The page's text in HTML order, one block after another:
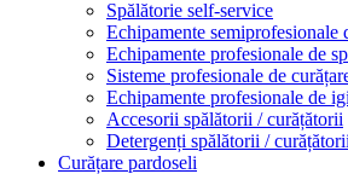
Spălătorie self-service
Echipamente semiprofesionale
Echipamente profesionale de
Sisteme profesionale de
Echipamente profesionale de
Accesorii spălătorii / curățătorii
Detergenți spălătorii / curățătorii
Curățare pardoseli